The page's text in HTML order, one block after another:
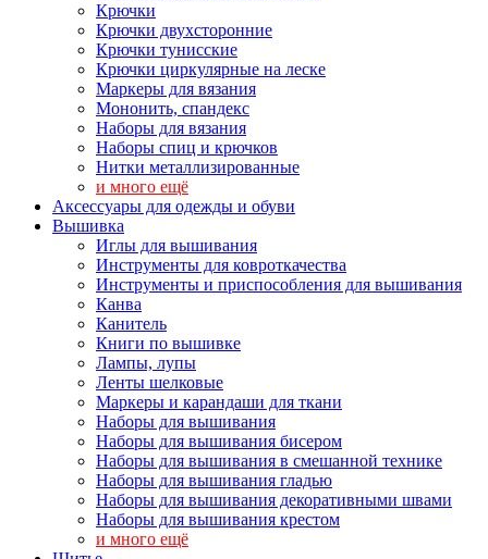
Крючки
Крючки двухсторонние
Крючки тунисские
Крючки циркулярные на леске
Маркеры для вязания
Мононить, спандекс
Наборы для вязания
Наборы спиц и крючков
Нитки металлизированные
и много ещё
Аксессуары для одежды и обуви
Вышивка
Иглы для вышивания
Инструменты для ковроткачества
Инструменты и приспособления для вышивания
Канва
Канитель
Книги по вышивке
Лампы, лупы
Ленты шелковые
Маркеры и карандаши для ткани
Наборы для вышивания
Наборы для вышивания бисером
Наборы для вышивания в смешанной технике
Наборы для вышивания гладью
Наборы для вышивания декоративными швами
Наборы для вышивания крестом
и много ещё